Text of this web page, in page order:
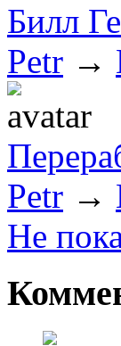
Билл
Petr →
Petr →
Не